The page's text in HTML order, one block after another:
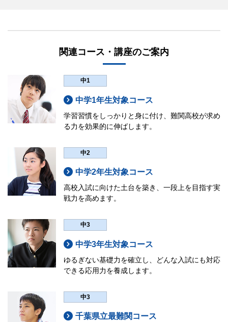
関連コース・講座のご案内
中1
中学1年生対象コース
学習習慣をしっかりと身に付け、難関高校が求め
る力を効果的に伸ばします。
中2
中学2年生対象コース
高校入試に向けた土台を築き、一段上を目指す実
戦力を高めます。
中3
中学3年生対象コース
ゆるぎない基礎力を確立し、どんな入試にも対応
できる応用力を養成します。
中3
千葉県立最難関コース